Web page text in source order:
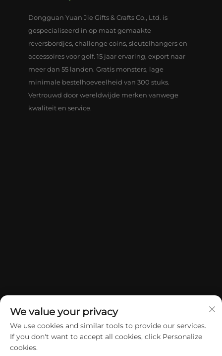
Dongguan Yuan Jie Gifts & Crafts Co., Ltd. is
gespecialiseerd in op maat gemaakte
reversbordjes, challenge coins, sleutelhangers en
accessoires voor golf. 15 jaar ervaring, export naar
meer dan 55 landen. Gratis monsters, lage
minimale bestelhoeveelheid van 300 stuks.
Vertrouwd door wereldwijde merken vanwege
kwaliteit en service.
Copyright © 2026 China Dongguan Yuan Jie Gifts & Crafts Co., Ltd.
We value your privacy
We use cookies and similar tools to provide our services.
If you don't want to accept all cookies, click Personalize
cookies.